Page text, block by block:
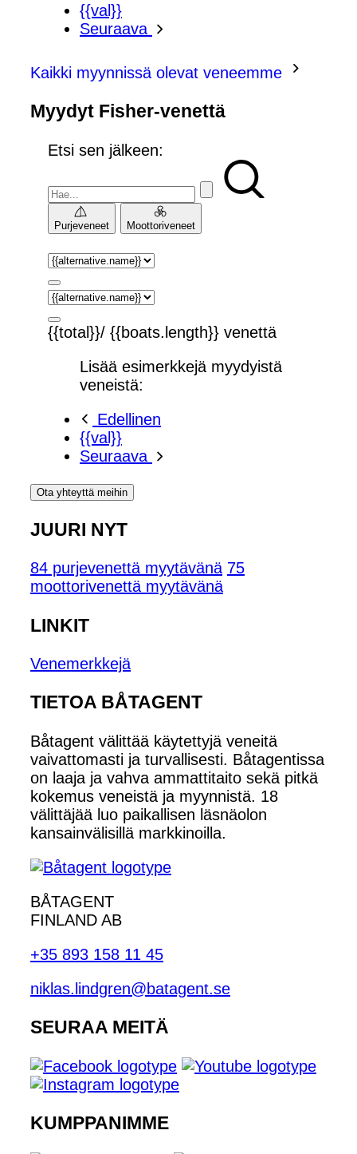
{{val}}
Seuraava
Kaikki myynnissä olevat veneemme
Myydyt Fisher-venettä
Etsi sen jälkeen:
Purjeveneet Moottoriveneet
{{total}}/ {{boats.length}} venettä
Lisää esimerkkejä myydyistä
veneistä:
Edellinen
{{val}}
Seuraava
Ota yhteyttä meihin
JUURI NYT
84 purjevenettä myytävänä 75
moottorivenettä myytävänä
LINKIT
Venemerkkejä
TIETOA BÅTAGENT
Båtagent välittää käytettyjä veneitä
vaivattomasti ja turvallisesti. Båtagentissa
on laaja ja vahva ammattitaito sekä pitkä
kokemus veneistä ja myynnistä. 18
välittäjää luo paikallisen läsnäolon
kansainvälisillä markkinoilla.
BÅTAGENT
FINLAND AB
+35 893 158 11 45
niklas.lindgren@batagent.se
SEURAA MEITÄ
KUMPPANIMME